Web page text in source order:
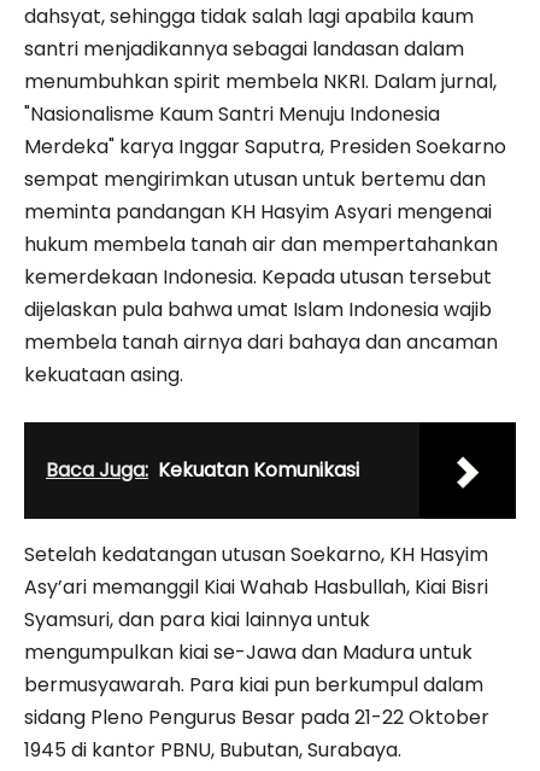
dahsyat, sehingga tidak salah lagi apabila kaum
santri menjadikannya sebagai landasan dalam
menumbuhkan spirit membela NKRI. Dalam jurnal,
"Nasionalisme Kaum Santri Menuju Indonesia
Merdeka" karya Inggar Saputra, Presiden Soekarno
sempat mengirimkan utusan untuk bertemu dan
meminta pandangan KH Hasyim Asyari mengenai
hukum membela tanah air dan mempertahankan
kemerdekaan Indonesia. Kepada utusan tersebut
dijelaskan pula bahwa umat Islam Indonesia wajib
membela tanah airnya dari bahaya dan ancaman
kekuataan asing.
Baca Juga: Kekuatan Komunikasi
Setelah kedatangan utusan Soekarno, KH Hasyim
Asy’ari memanggil Kiai Wahab Hasbullah, Kiai Bisri
Syamsuri, dan para kiai lainnya untuk
mengumpulkan kiai se-Jawa dan Madura untuk
bermusyawarah. Para kiai pun berkumpul dalam
sidang Pleno Pengurus Besar pada 21-22 Oktober
1945 di kantor PBNU, Bubutan, Surabaya.